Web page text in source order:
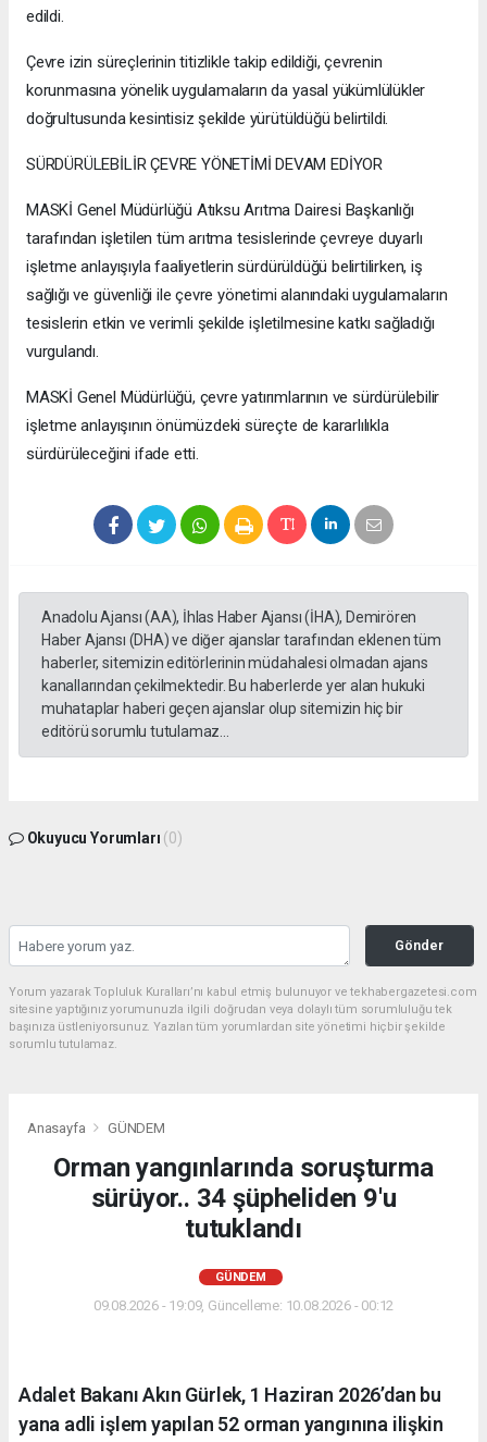
edildi.
Çevre izin süreçlerinin titizlikle takip edildiği, çevrenin
korunmasına yönelik uygulamaların da yasal yükümlülükler
doğrultusunda kesintisiz şekilde yürütüldüğü belirtildi.
SÜRDÜRÜLEBİLİR ÇEVRE YÖNETİMİ DEVAM EDİYOR
MASKİ Genel Müdürlüğü Atıksu Arıtma Dairesi Başkanlığı
tarafından işletilen tüm arıtma tesislerinde çevreye duyarlı
işletme anlayışıyla faaliyetlerin sürdürüldüğü belirtilirken, iş
sağlığı ve güvenliği ile çevre yönetimi alanındaki uygulamaların
tesislerin etkin ve verimli şekilde işletilmesine katkı sağladığı
vurgulandı.
MASKİ Genel Müdürlüğü, çevre yatırımlarının ve sürdürülebilir
işletme anlayışının önümüzdeki süreçte de kararlılıkla
sürdürüleceğini ifade etti.
Anadolu Ajansı (AA), İhlas Haber Ajansı (İHA), Demirören
Haber Ajansı (DHA) ve diğer ajanslar tarafından eklenen tüm
haberler, sitemizin editörlerinin müdahalesi olmadan ajans
kanallarından çekilmektedir. Bu haberlerde yer alan hukuki
muhataplar haberi geçen ajanslar olup sitemizin hiç bir
editörü sorumlu tutulamaz...
Okuyucu Yorumları (0)
Gönder
Yorum yazarak Topluluk Kuralları’nı kabul etmiş bulunuyor ve tekhabergazetesi.com
sitesine yaptığınız yorumunuzla ilgili doğrudan veya dolaylı tüm sorumluluğu tek
başınıza üstleniyorsunuz. Yazılan tüm yorumlardan site yönetimi hiçbir şekilde
sorumlu tutulamaz.
Anasayfa GÜNDEM
Orman yangınlarında soruşturma
sürüyor.. 34 şüpheliden 9'u
tutuklandı
GÜNDEM
09.08.2026 - 19:09, Güncelleme: 10.08.2026 - 00:12
Adalet Bakanı Akın Gürlek, 1 Haziran 2026’dan bu
yana adli işlem yapılan 52 orman yangınına ilişkin